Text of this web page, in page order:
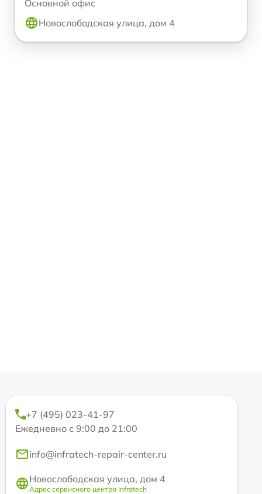
Основной офис
Новослободская улица, дом 4
+7 (495) 023-41-97
Ежедневно с 9:00 до 21:00
info@infratech-repair-center.ru
Новослободская улица, дом 4
Адрес сервисного центра Infratech